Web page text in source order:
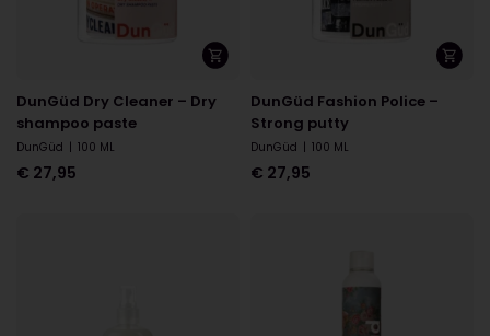
DunGüd Dry Cleaner – Dry
shampoo paste
DunGüd | 100 ML
€ 27,95
DunGüd Fashion Police –
Strong putty
DunGüd | 100 ML
€ 27,95